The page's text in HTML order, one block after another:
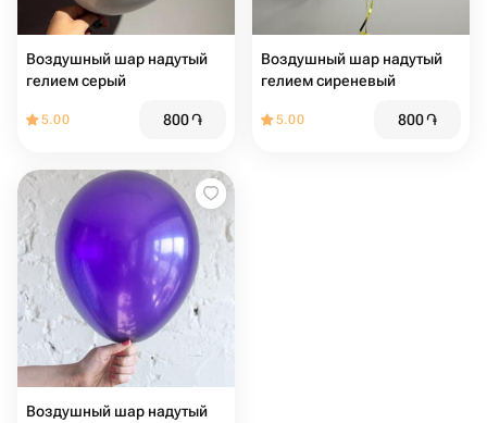
Воздушный шар надутый
гелием серый
5.00 800֏
Воздушный шар надутый
гелием сиреневый
5.00 800֏
Воздушный шар надутый